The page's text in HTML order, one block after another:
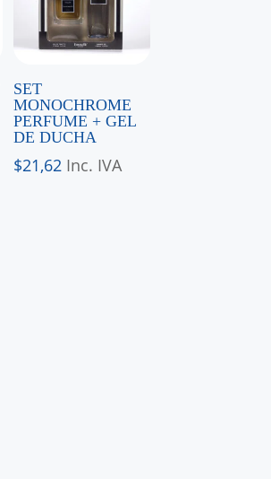
SET
MONOCHROME
PERFUME + GEL
DE DUCHA
$21,62 Inc. IVA